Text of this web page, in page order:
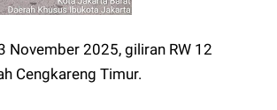
November 2025, giliran RW 12
Cengkareng Timur.